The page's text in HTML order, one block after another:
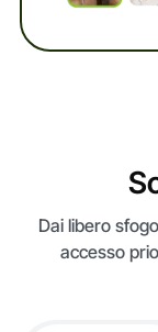
Dai libero
accesso